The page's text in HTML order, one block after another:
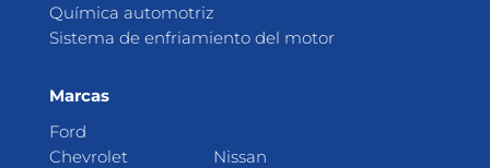
Química automotriz
Sistema de enfriamiento del motor
Marcas
Ford
Chevrolet
Nissan